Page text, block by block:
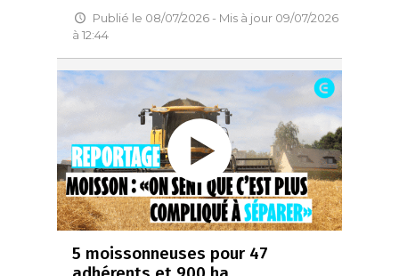
Publié le 08/07/2026 - Mis à jour 09/07/2026
à 12:44
5 moissonneuses pour 47